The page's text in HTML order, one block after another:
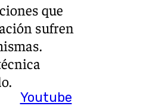
Youtube
que
sufren